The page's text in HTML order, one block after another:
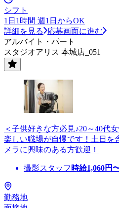
シフト
1日1時間 週1日からOK
詳細を見る
応募画面に進む
アルバイト・パート
スタジオアリス 本城店_051
＜子供好きな方必見♪20～40代
楽しい職場が自慢です！土日
メラに興味のある方歓迎！
撮影スタッフ 時給1,060円
勤務地